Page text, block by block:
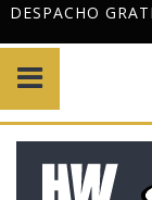
DESPACHO